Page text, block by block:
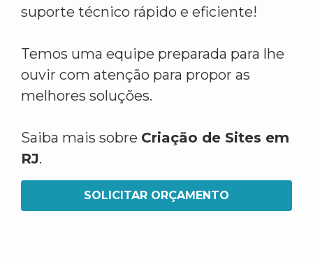
suporte técnico rápido e eficiente!
Temos uma equipe preparada para lhe
ouvir com atenção para propor as
melhores soluções.
Saiba mais sobre Criação de Sites em
RJ.
SOLICITAR ORÇAMENTO